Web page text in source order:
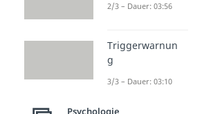
2/3 – Dauer: 03:56
Triggerwarnun
g
3/3 – Dauer: 03:10
Psychologie